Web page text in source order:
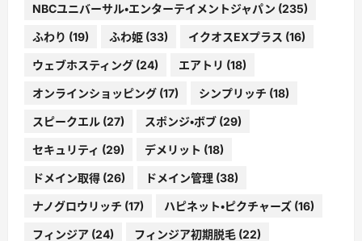
NBCユニバーサル・エンターテイメントジャパン (235)
ふわり (19) ふわ姫 (33) イクオスEXプラス (16)
ウェブホスティング (24) エアトリ (18)
オンラインショッピング (17) シンプリッチ (18)
スピークエル (27) スポンジ・ボブ (29)
セキュリティ (29) デメリット (18)
ドメイン取得 (26) ドメイン管理 (38)
ナノグロウリッチ (17) ハピネット・ピクチャーズ (16)
フィンジア (24) フィンジア初期脱毛 (22)